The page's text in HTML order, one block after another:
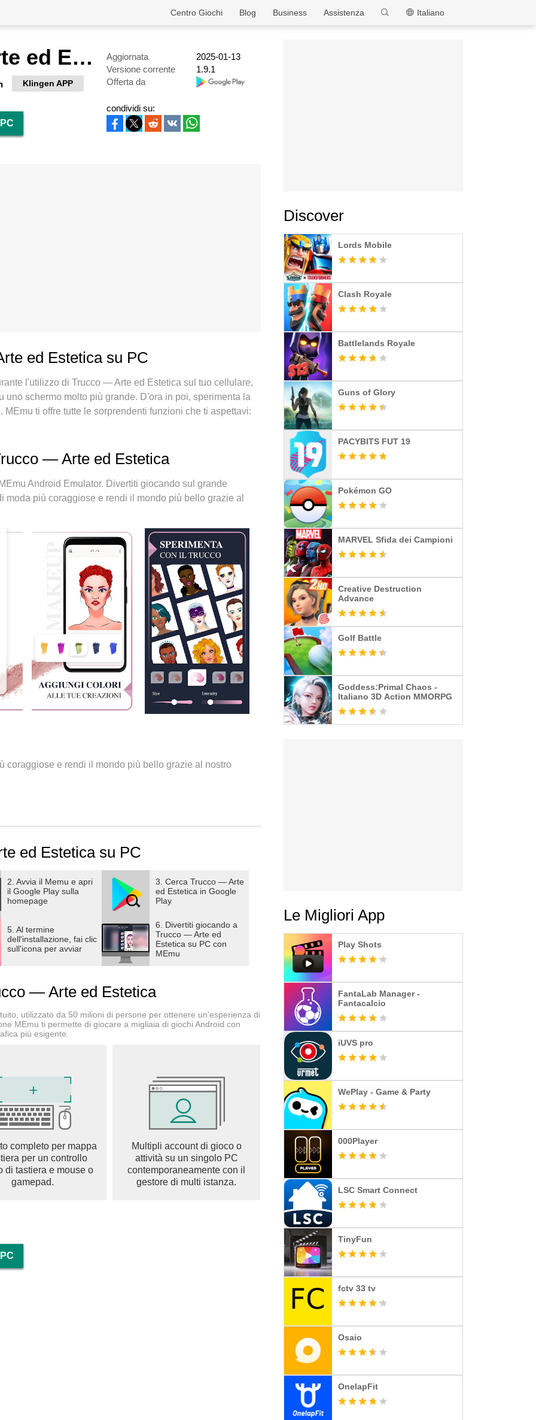
MEmu
Italiano
Assistenza
Business
Blog
Centro Giochi
Trucco — Arte ed Estetica
Klingen APP
Aggiornata
2025-01-13
Versione corrente
1.9.1
Offerta da
condividi su:
ed Estetica su PC
l'utilizzo di Trucco — Arte ed Estetica sul tuo cellulare,
uno schermo molto più grande. D'ora in poi, sperimenta la
ti offre tutte le sorprendenti funzioni che ti aspettavi:
intuitivi, niente più limitazioni di batteria, dati mobili e
il gestore multi-istanza consente di aprire 2 o più
e piacevole.
— Arte ed Estetica
Android Emulator. Divertiti giocando sul grande
più coraggiose e rendi il mondo più bello grazie al
coraggiose e rendi il mondo più bello grazie al nostro
vere opere d'arte su face chart. Ma cosa sono i face
Sperimenta con colori e texture o crea il tuo prossimo
delle labbra, delle guance, ecc.
dipingono e si combinano come quelli veri: fondotinta,
nudo, per sera, di festa e di primavera
Con noi puoi verificare in anticipo se il rossetto è della
salone di bellezza vera.
il trucco perfetto per ogni occasione e trova il tuo stile.
design e il trucco.
che amano il trucco e la creatività. Sperimenta con i
di trucco e salone di bellezza "Trucco — Arte ed
ed Estetica su PC
2. Avvia il Memu e apri
il Google Play sulla
homepage
3. Cerca Trucco — Arte
ed Estetica in Google
Play
5. Al termine
dell'installazione, fai clic
sull'icona per avviar
6. Divertiti giocando a
Trucco — Arte ed
Estetica su PC con
MEmu
— Arte ed Estetica
utilizzato da 50 milioni di persone per ottenere un'esperienza di
MEmu ti permette di giocare a migliaia di giochi Android con
più esigente.
completo per mappa
per un controllo
di tastiera e mouse o
gamepad.
Multipli account di gioco o
attività su un singolo PC
contemporaneamente con il
gestore di multi istanza.
Discover
Lords Mobile
Clash Royale
Battlelands Royale
Guns of Glory
PACYBITS FUT 19
Pokémon GO
MARVEL Sfida dei Campioni
Creative Destruction
Advance
Golf Battle
Goddess:Primal Chaos -
Italiano 3D Action MMORPG
Le Migliori App
Play Shots
FantaLab Manager -
Fantacalcio
iUVS pro
WePlay - Game & Party
000Player
LSC Smart Connect
TinyFun
fctv 33 tv
Osaio
OnelapFit